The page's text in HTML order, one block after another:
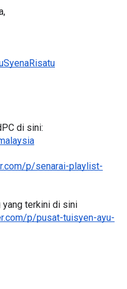
di sini:
p/senarai-playlist-
yang terkini di sini
p/pusat-tuisyen-ayu-